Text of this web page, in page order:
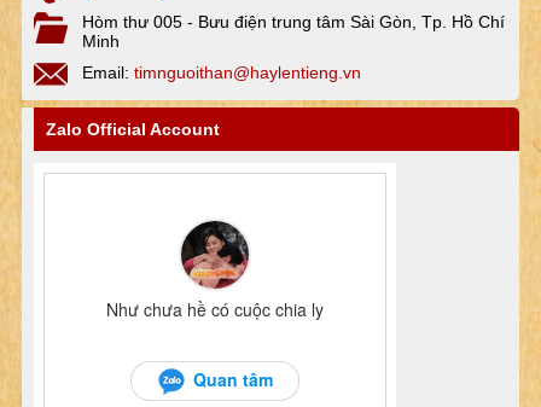
Hòm thư 005 - Bưu điện trung tâm Sài Gòn, Tp. Hồ Chí
Minh
Email: timnguoithan@haylentieng.vn
Zalo Official Account